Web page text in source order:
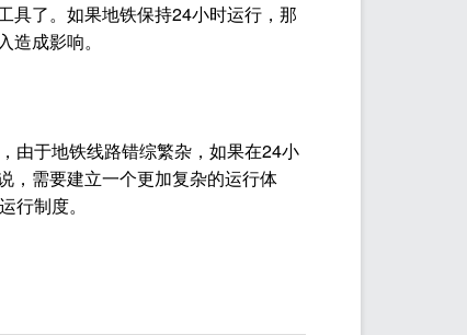
具了。如果地铁保持24小时运行，那
成影响。
由于地铁线路错综繁杂，如果在24小
，需要建立一个更加复杂的运行体
制度。